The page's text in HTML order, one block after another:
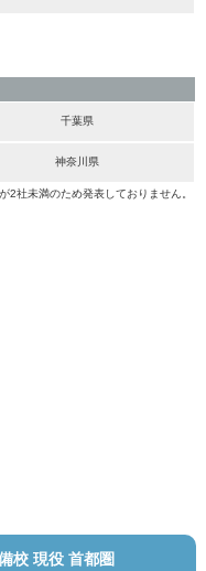
千葉県
神奈川県
社未満のため発表しておりません。
校 現役 首都圏